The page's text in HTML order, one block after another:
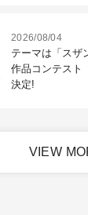
2026/08/04
テーマは「スザ
作品コンテスト
決定!
VIEW